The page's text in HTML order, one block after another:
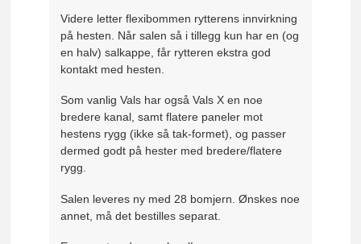
Videre letter flexibommen rytterens innvirkning
på hesten. Når salen så i tillegg kun har en (og
en halv) salkappe, får rytteren ekstra god
kontakt med hesten.
Som vanlig Vals har også Vals X en noe
bredere kanal, samt flatere paneler mot
hestens rygg (ikke så tak-formet), og passer
dermed godt på hester med bredere/flatere
rygg.
Salen leveres ny med 28 bomjern. Ønskes noe
annet, må det bestilles separat.